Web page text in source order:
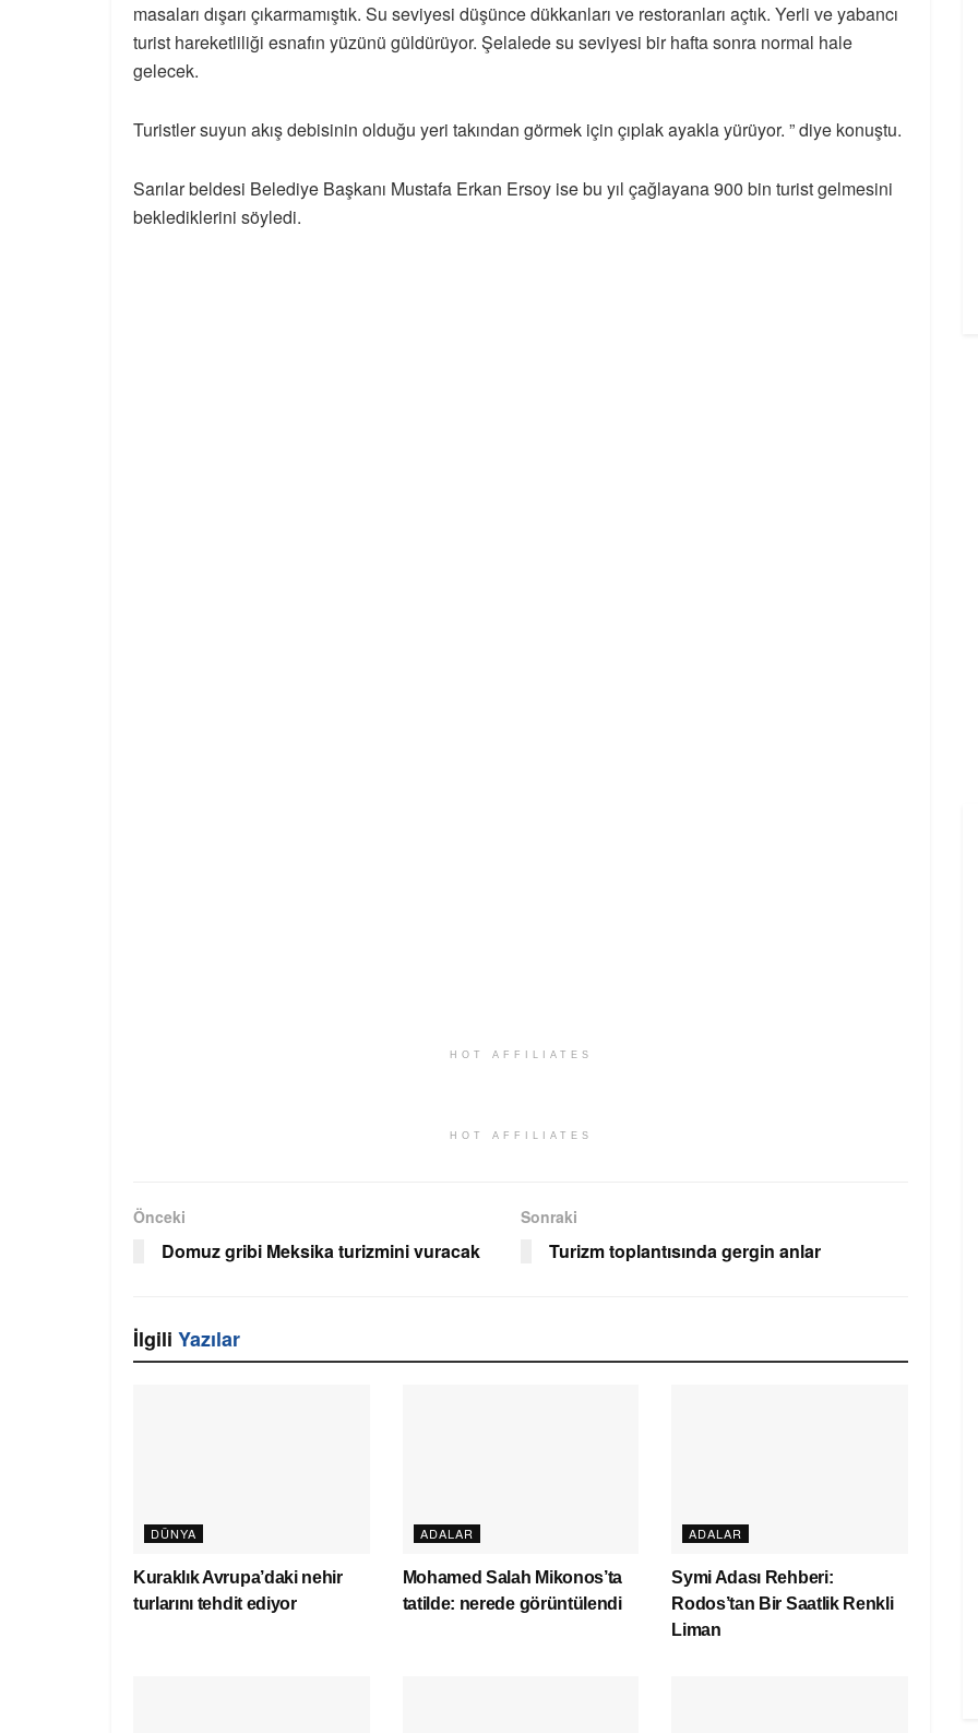
masaları dışarı çıkarmamıştık. Su seviyesi düşünce dükkanları ve restoranları açtık. Yerli ve yabancı
turist hareketliliği esnafın yüzünü güldürüyor. Şelalede su seviyesi bir hafta sonra normal hale
gelecek.
Turistler suyun akış debisinin olduğu yeri takından görmek için çıplak ayakla yürüyor. ” diye konuştu.
Sarılar beldesi Belediye Başkanı Mustafa Erkan Ersoy ise bu yıl çağlayana 900 bin turist gelmesini
beklediklerini söyledi.
HOT AFFILIATES
HOT AFFILIATES
Önceki
Domuz gribi Meksika turizmini vuracak
Sonraki
Turizm toplantısında gergin anlar
İlgili Yazılar
DÜNYA
Kuraklık Avrupa’daki nehir
turlarını tehdit ediyor
ADALAR
Mohamed Salah Mikonos’ta
tatilde: nerede görüntülendi
ADALAR
Symi Adası Rehberi:
Rodos’tan Bir Saatlik Renkli
Liman